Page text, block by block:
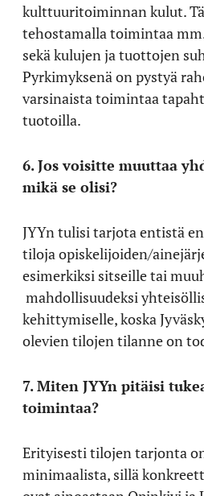
kulttuuritoiminnan kulut.
tehostamalla toimintaa
sekä kulujen ja tuottojen
Pyrkimyksenä on pystyä
varsinaista toimintaa
tuotoilla.
6. Jos voisitte muuttaa
mikä se olisi?
JYYn tulisi tarjota entistä
tiloja opiskelijoiden/
esimerkiksi sitseille tai
mahdollisuudeksi
kehittymiselle, koska
olevien tilojen tilanne on
7. Miten JYYn pitäisi
toimintaa?
Erityisesti tilojen tarjonta
minimaalista, sillä